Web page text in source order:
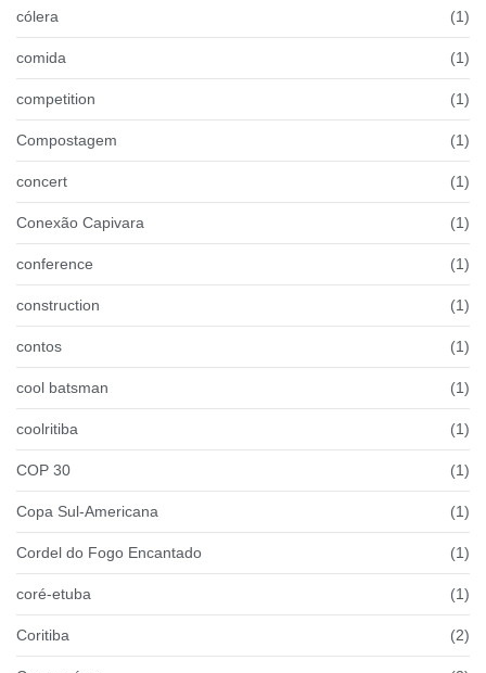
cólera (1)
comida (1)
competition (1)
Compostagem (1)
concert (1)
Conexão Capivara (1)
conference (1)
construction (1)
contos (1)
cool batsman (1)
coolritiba (1)
COP 30 (1)
Copa Sul-Americana (1)
Cordel do Fogo Encantado (1)
coré-etuba (1)
Coritiba (2)